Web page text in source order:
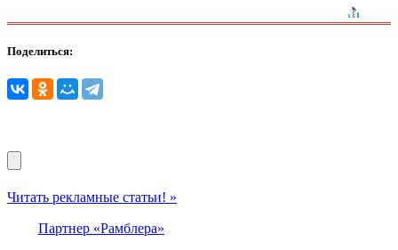
Поделиться:
Читать рекламные статьи! »
Партнер «Рамблера»